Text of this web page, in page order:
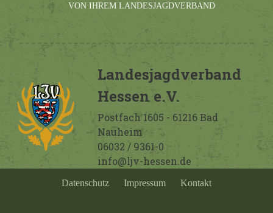
VON IHREM LANDESJAGDVERBAND
Landesjagdverband
Hessen e.V.
Postfach 1605 - 61216 Bad
Nauheim
06032 / 9361-0
info@ljv-hessen.de
Datenschutz Impressum Kontakt